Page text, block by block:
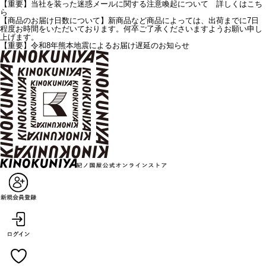
【重要】当社を装った迷惑メールに関する注意喚起について 詳しくはこち
ら
【商品のお届け日数について】新商品など商品によっては、出荷までに7日
程度お時間をいただいております。何卒ご了承くださいますようお願い申し
上げます。
【重要】令和8年熊本地震によるお届け遅延のお知らせ